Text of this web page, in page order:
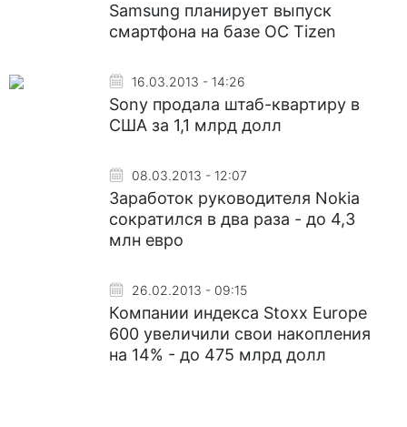
Samsung планирует выпуск
смартфона на базе ОС Tizen
16.03.2013 - 14:26
Sony продала штаб-квартиру в
США за 1,1 млрд долл
08.03.2013 - 12:07
Заработок руководителя Nokia
сократился в два раза - до 4,3
млн евро
26.02.2013 - 09:15
Компании индекса Stoxx Europe
600 увеличили свои накопления
на 14% - до 475 млрд долл